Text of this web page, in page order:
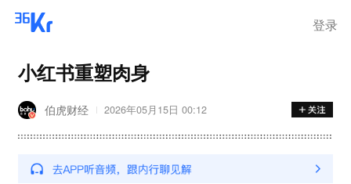
登录
小红书重塑肉身
伯虎财经 2026年05月15日 00:12